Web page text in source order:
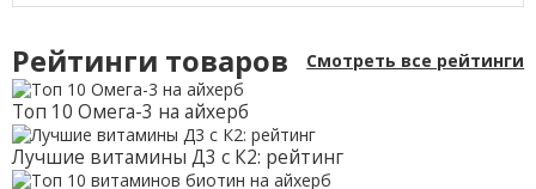
Рейтинги товаров Смотреть все рейтинги
Топ 10 Омега-3 на айхерб
Лучшие витамины Д3 с К2: рейтинг